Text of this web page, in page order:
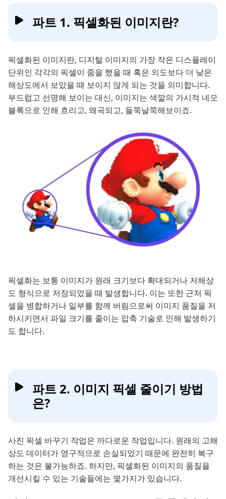
파트 1. 픽셀화된 이미지란?
픽셀화된 이미지란, 디지털 이미지의 가장 작은 디스플레이
단위인 각각의 픽셀이 줌을 했을 때 혹은 의도보다 더 낮은
해상도에서 보았을 때 보이지 않게 되는 것을 의미합니다.
부드럽고 선명해 보이는 대신, 이미지는 색깔의 가시적 네모
블록으로 인해 흐리고, 왜곡되고, 들쭉날쭉해보이죠.
픽셀화는 보통 이미지가 원래 크기보다 확대되거나 저해상
도 형식으로 저장되었을 때 발생합니다. 이는 또한 근처 픽
셀을 병합하거나 일부를 함께 버림으로써 이미지 품질을 저
하시키면서 파일 크기를 줄이는 압축 기술로 인해 발생하기
도 합니다.
파트 2. 이미지 픽셀 줄이기 방법
은?
사진 픽셀 바꾸기 작업은 까다로운 작업입니다. 원래의 고해
상도 데이터가 영구적으로 손실되었기 때문에 완전히 복구
하는 것은 불가능하죠. 하지만, 픽셀화된 이미지의 품질을
개선시킬 수 있는 기술들에는 몇가지가 있습니다.